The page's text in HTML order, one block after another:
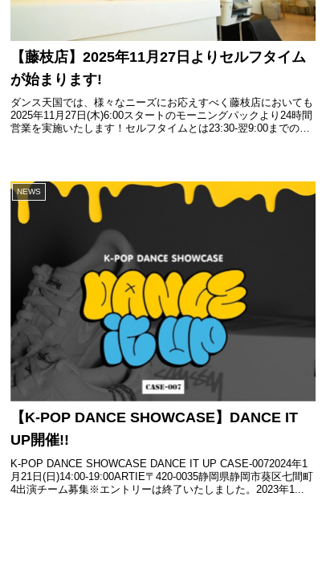
【藤枝店】2025年11月27日よりセルフタイム
が始まります!
ダンス天国では、様々なニーズにお応えすべく藤枝店においても
2025年11月27日(木)6:00スタートのモーニングパックより24時間
営業を実施いたします！セルフタイムとは23:30-翌9:00までの間
NEWS
【K-POP DANCE SHOWCASE】DANCE IT
UP開催!!
K-POP DANCE SHOWCASE DANCE IT UP CASE-0072024年1
月21日(日)14:00-19:00ARTIE〒420-0035静岡県静岡市葵区七間町
4出演チーム募集※エントリーは終了いたしました。2023年1...